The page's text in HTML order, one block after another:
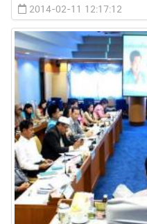
2014-02-11 12:17:12